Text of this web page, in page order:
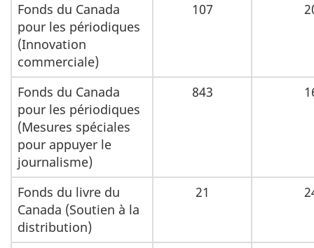
Fonds du Canada
pour les périodiques
(Innovation
commerciale)
107
Fonds du Canada
pour les périodiques
(Mesures spéciales
pour appuyer le
journalisme)
843
Fonds du livre du
Canada (Soutien à la
distribution)
21